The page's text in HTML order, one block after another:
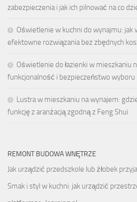
zabezpieczenia i jak ich pilnować na co
Oświetlenie w kuchni do wynajmu: jak
efektowne rozwiązania bez zbędnych
Oświetlenie do łazienki w mieszkaniu
funkcjonalność i bezpieczeństwo wyboru
Lustra w mieszkaniu na wynajem:
funkcję z aranżacją zgodną z Feng Shui
REMONT BUDOWA WNĘTRZE
Jak urządzić przedszkole lub żłobek
Smak i styl w kuchni: jak urządzić